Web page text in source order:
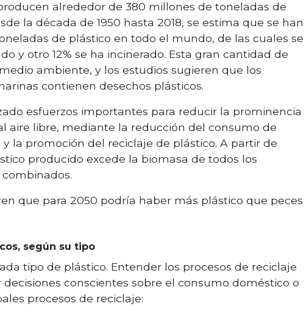
alrededor de 380 millones de toneladas de
la década de 1950 hasta 2018, se estima que se han
de plástico en todo el mundo, de las cuales se
y otro 12% se ha incinerado. Esta gran cantidad de
ambiente, y los estudios sugieren que los
contienen desechos plásticos.
esfuerzos importantes para reducir la prominencia
aire libre, mediante la reducción del consumo de
la promoción del reciclaje de plástico. A partir de
producido excede la biomasa de todos los
que para 2050 podría haber más plástico que peces
según su tipo
tipo de plástico. Entender los procesos de reciclaje
conscientes sobre el consumo doméstico o
procesos de reciclaje: